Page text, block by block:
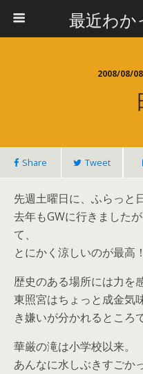
最近わか
2008/08/
Share Tweet
先週土曜日に、ふらっと
去年もGWに行きました
て、
とにかく涼しいのが最高！
歴史のある場所には力を
東照宮はちょっと成金気
き嫌いが分かれるところ
華厳の滝は小学校以来。
あんなに水しぶきすごか